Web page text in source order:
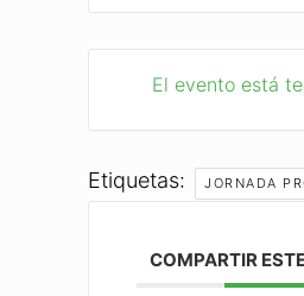
El evento está
Etiquetas: JORNADA
COMPARTIR